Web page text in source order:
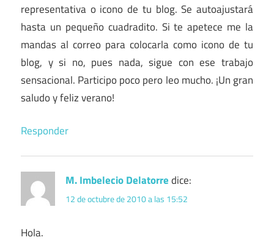
representativa o icono de tu blog. Se autoajustará
hasta un pequeño cuadradito. Si te apetece me la
mandas al correo para colocarla como icono de tu
blog, y si no, pues nada, sigue con ese trabajo
sensacional. Participo poco pero leo mucho. ¡Un gran
saludo y feliz verano!
Responder
M. Imbelecio Delatorredice:
12 de octubre de 2010 a las 15:52
Hola.